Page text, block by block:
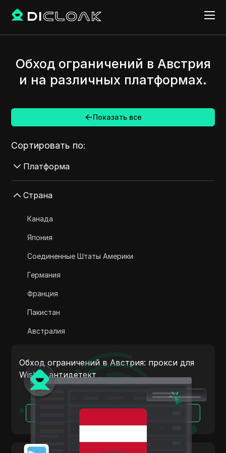
Обход ограничений в Австрия
и на различных платформах.
Показать все
Сортировать по:
Платформа
Apple Pay
ASOS
BestBuy
Страна
Канада
Япония
Соединенные Штаты Америки
Германия
Франция
Пакистан
Австралия
Италия
Нидерланды
Вьетнам
Португалия
Аргентина
Обход ограничений в Австрия: прокси для
Wish + антидетект
Читать далее